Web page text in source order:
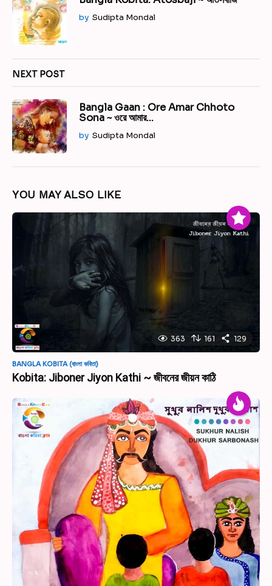
o
n
by Sudipta Mondal
NEXT POST
Bangla Gaan : Ore Amar Chhoto
Sona ~ ওরে আমার...
by Sudipta Mondal
YOU MAY ALSO LIKE
363 161 129
BANGLA KOBITA (বাংলা কবিতা)
Kobita: Jiboner Jiyon Kathi ~ জীবনের জীয়ন কাঠি